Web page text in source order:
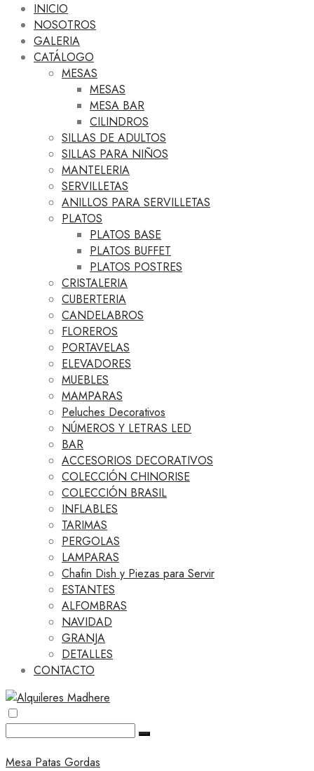
INICIO
NOSOTROS
GALERIA
CATÁLOGO
MESAS
MESAS
MESA BAR
CILINDROS
SILLAS DE ADULTOS
SILLAS PARA NIÑOS
MANTELERIA
SERVILLETAS
ANILLOS PARA SERVILLETAS
PLATOS
PLATOS BASE
PLATOS BUFFET
PLATOS POSTRES
CRISTALERIA
CUBERTERIA
CANDELABROS
FLOREROS
PORTAVELAS
ELEVADORES
MUEBLES
MAMPARAS
Peluches Decorativos
NÚMEROS Y LETRAS LED
BAR
ACCESORIOS DECORATIVOS
COLECCIÓN CHINORISE
COLECCIÓN BRASIL
INFLABLES
TARIMAS
PERGOLAS
LAMPARAS
Chafin Dish y Piezas para Servir
ESTANTES
ALFOMBRAS
NAVIDAD
GRANJA
DETALLES
CONTACTO
Mesa Patas Gordas